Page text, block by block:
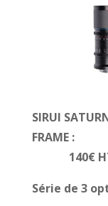
SIRUI
140€
Série de 3